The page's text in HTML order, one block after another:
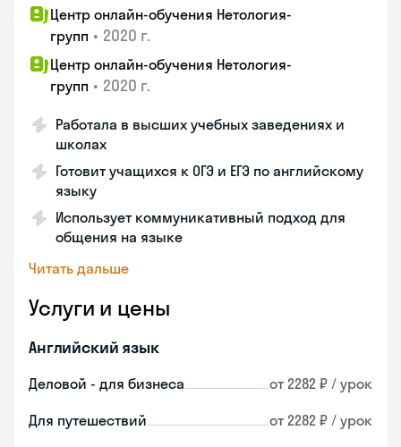
Центр онлайн-обучения Нетология-
групп • 2020 г.
Центр онлайн-обучения Нетология-
групп • 2020 г.
Работала в высших учебных заведениях и
школах
Готовит учащихся к ОГЭ и ЕГЭ по английскому
языку
Использует коммуникативный подход для
общения на языке
Читать дальше
Услуги и цены
Английский язык
Деловой - для бизнеса от 2282 ₽ / урок
Для путешествий от 2282 ₽ / урок